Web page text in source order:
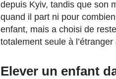
depuis Kyiv, tandis que son
quand il part ni pour
enfant, mais a choisi de
totalement seule à
Elever un enfant